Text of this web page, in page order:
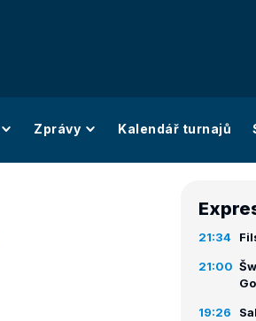
Zprávy Kalendář turnajů
21:34
21:00
19:26